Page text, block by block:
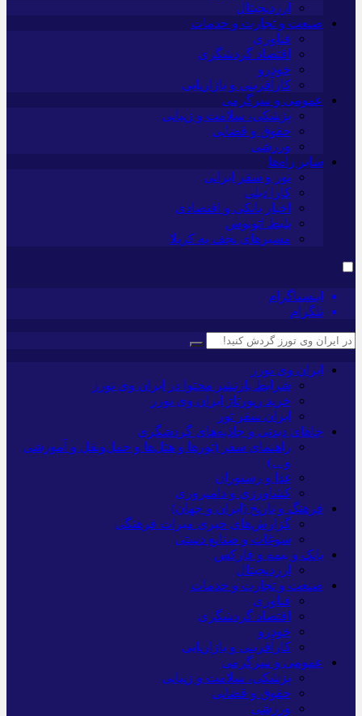
ارزدیجیتال
صنعت و تجارت و خدمات
فناوری
اقتصاد گردشگری
خودرو
کارآفرینی و بازاریابی
عمومی و سرگرمی
پزشکی، سلامت و زیبایی
حقوق و قضایی
ورزشی
سایر راه‌ها
تور و سفر ایرانی
کارا دیلی
اخبار بانکی و اقتصادی
بلیط اتوبوس
مسیرهای نجف به کربلا
اینستاگرام
تلگرام
ایران وی تورز
شرایط بازنشر محتوا در ایران وی تورز
خرید رپورتاژ ایران وی تورز
ایران سفر تور
جاهای دیدنی و جاذبه‌های گردشگری
راهنمای سفر (تورها و هتل‌ها و حمل‌و‌نقل و آموزشی
و…)
غذا و رستوران
کشاورزی و دامپروری
فرهنگ و تاریخ (ایران و جهان)
گزارش‌های خبری میراث فرهنگی
سوغات و صنایع دستی
بانک و بیمه و فارکس
ارزدیجیتال
صنعت و تجارت و خدمات
فناوری
اقتصاد گردشگری
خودرو
کارآفرینی و بازاریابی
عمومی و سرگرمی
پزشکی، سلامت و زیبایی
حقوق و قضایی
ورزشی